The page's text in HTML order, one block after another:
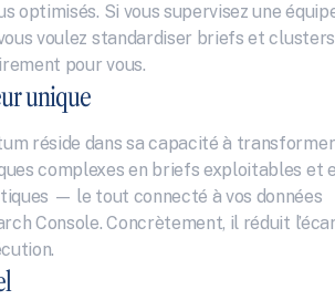
optimisés. Si vous supervisez une
voulez standardiser briefs et clusters
pour vous.
unique
réside dans sa capacité à transformer
complexes en briefs exploitables et
— le tout connecté à vos données
Console. Concrètement, il réduit